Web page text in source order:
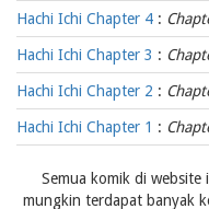
Hachi Ichi Chapter 4 :
Hachi Ichi Chapter 3 :
Hachi Ichi Chapter 2 :
Hachi Ichi Chapter 1 :
Semua komik di website
mungkin terdapat banyak